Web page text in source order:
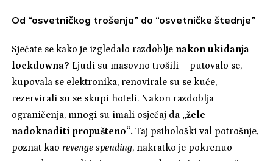
Od “osvetničkog trošenja” do “osvetničke štednje”
Sjećate se kako je izgledalo razdoblje nakon ukidanja
lockdowna? Ljudi su masovno trošili – putovalo se,
kupovala se elektronika, renovirale su se kuće,
rezervirali su se skupi hoteli. Nakon razdoblja
ograničenja, mnogi su imali osjećaj da „žele
nadoknaditi propušteno“.Taj psihološki val potrošnje,
poznat kao revenge spending, nakratko je pokrenuo